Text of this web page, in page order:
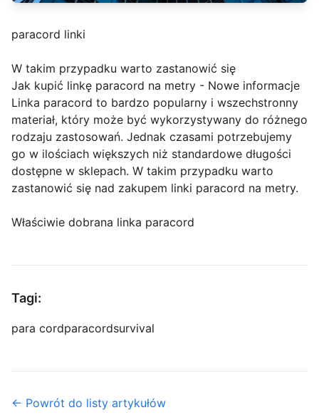
paracord linki
W takim przypadku warto zastanowić się
Jak kupić linkę paracord na metry - Nowe informacje
Linka paracord to bardzo popularny i wszechstronny
materiał, który może być wykorzystywany do różnego
rodzaju zastosowań. Jednak czasami potrzebujemy
go w ilościach większych niż standardowe długości
dostępne w sklepach. W takim przypadku warto
zastanowić się nad zakupem linki paracord na metry.
Właściwie dobrana linka paracord
Tagi:
para cordparacordsurvival
← Powrót do listy artykułów